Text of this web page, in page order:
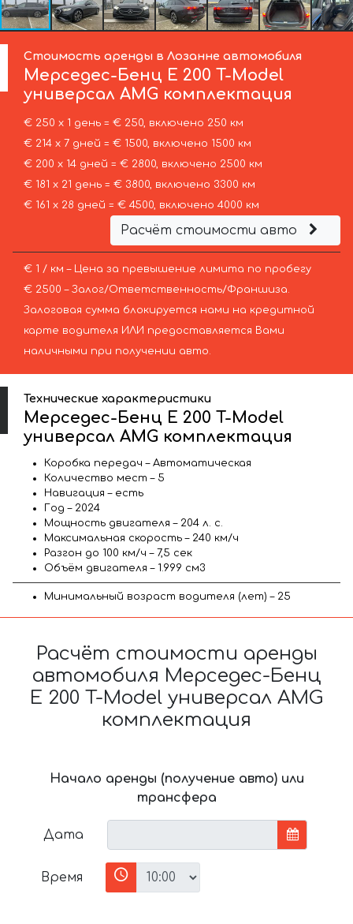
Стоимость аренды в Лозанне автомобиля
Мерседес-Бенц E 200 T-Model
универсал AMG комплектация
€ 250 х 1 день = € 250, включено 250 км
€ 214 х 7 дней = € 1500, включено 1500 км
€ 200 х 14 дней = € 2800, включено 2500 км
€ 181 х 21 день = € 3800, включено 3300 км
€ 161 х 28 дней = € 4500, включено 4000 км
Расчёт стоимости авто
€ 1 / км – Цена за превышение лимита по пробегу
€ 2500 – Залог/Ответственность/Франшиза.
Залоговая сумма блокируется нами на кредитной
карте водителя ИЛИ предоставляется Вами
наличными при получении авто.
Технические характеристики
Мерседес-Бенц E 200 T-Model
универсал AMG комплектация
Коробка передач – Автоматическая
Количество мест – 5
Навигация – есть
Год – 2024
Мощность двигателя – 204 л. с.
Максимальная скорость – 240 км/ч
Разгон до 100 км/ч – 7,5 сек
Объём двигателя – 1.999 см3
Минимальный возраст водителя (лет) – 25
Расчёт стоимости аренды
автомобиля Мерседес-Бенц
E 200 T-Model универсал AMG
комплектация
Начало аренды (получение авто) или
трансфера
Дата
Время